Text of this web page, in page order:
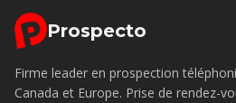
Prospecto
Firme leader en prospection
Canada et Europe. Prise de rendez-